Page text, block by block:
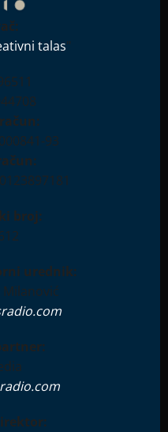
talas"
93
broj:
urednik: